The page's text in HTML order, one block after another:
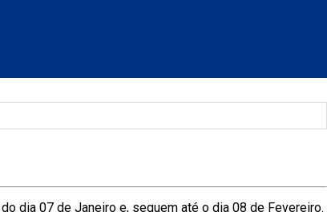
dia 07 de Janeiro e, seguem até o dia 08 de Fevereiro.